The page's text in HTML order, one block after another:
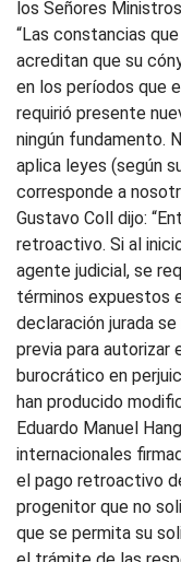
los Señores
“Las constancias
acreditan que su
en los períodos que
requirió presente
ningún fundamento.
aplica leyes (según
corresponde a
Gustavo Coll dijo:
retroactivo. Si al
agente judicial, se
términos expuestos
declaración jurada
previa para autorizar
burocrático en
han producido
Eduardo Manuel
internacionales
el pago retroactivo
progenitor que no
que se permita su